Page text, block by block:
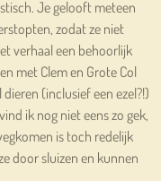
Je gelooft meteen
zodat ze niet
verhaal een behoorlijk
met Clem en Grote Col
(inclusief een ezel?!)
ik nog niet eens zo gek,
is toch redelijk
door sluizen en kunnen